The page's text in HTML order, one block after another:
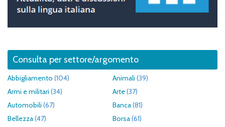
Consulta per settore/argomento
Abbigliamento (104) Animali (39)
Armi e militari (34) Arte(37)
Automobili (67) Banca(81)
Bellezza(47) Borsa(61)